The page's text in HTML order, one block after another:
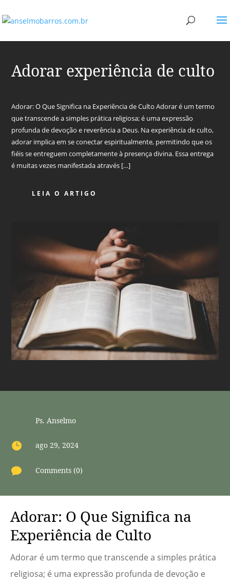
Adorar experiência de culto
Adorar: O Que Significa na Experiência de Culto Adorar é um termo
que transcende a simples prática religiosa; é uma expressão
profunda de devoção e reverência a Deus. Na experiência de culto,
adorar implica em se conectar espiritualmente, permitindo que os
fiéis se entreguem completamente à presença divina. Essa entrega
é muitas vezes manifestada através […]
LEIA O ARTIGO
Ps. Anselmo
 ago 29, 2024
 Comments (0)
Adorar: O Que Significa na
Experiência de Culto
Adorar é um termo que transcende a simples prática
religiosa; é uma expressão profunda de devoção e